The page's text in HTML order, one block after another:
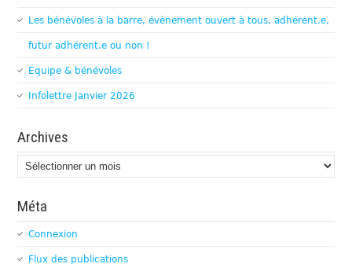
Les bénévoles à la barre, évènement ouvert à tous, adhérent.e,
futur adhérent.e ou non !
Equipe & bénévoles
Infolettre Janvier 2026
Archives
Archives
Méta
Connexion
Flux des publications